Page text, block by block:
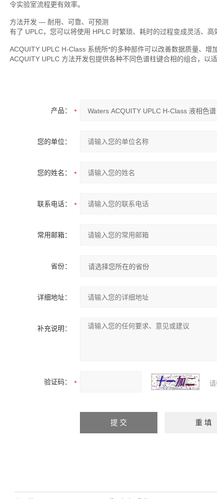
令实验室流程更有效率。
方法开发 — 耐用、可靠、可预测
有了 UPLC，您可以将使用 HPLC 时繁琐、耗时的过程变成灵活、高
ACQUITY UPLC H-Class 系统所*的多种部件可以改善数据质量、
ACQUITY UPLC 方法开发包提供各种不同色谱柱键合相的组合，以
产品：
您的单位：
您的姓名：
联系电话：
常用邮箱：
省份：
详细地址：
补充说明：
验证码：